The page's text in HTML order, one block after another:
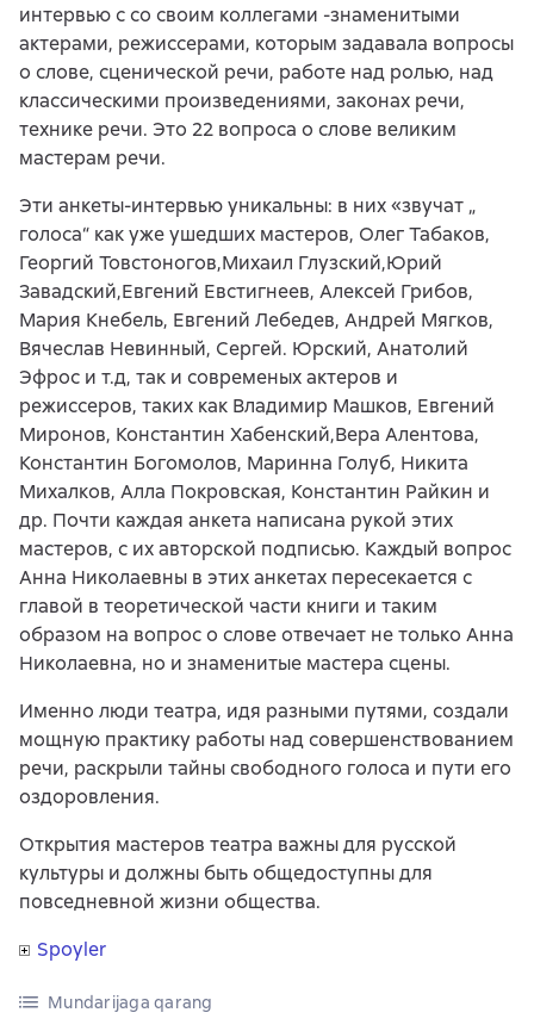
интервью с со своим коллегами -знаменитыми
актерами, режиссерами, которым задавала вопросы
о слове, сценической речи, работе над ролью, над
классическими произведениями, законах речи,
технике речи. Это 22 вопроса о слове великим
мастерам речи.
Эти анкеты-интервью уникальны: в них «звучат „
голоса“ как уже ушедших мастеров, Олег Табаков,
Георгий Товстоногов,Михаил Глузский,Юрий
Завадский,Евгений Евстигнеев, Алексей Грибов,
Мария Кнебель, Евгений Лебедев, Андрей Мягков,
Вячеслав Невинный, Сергей. Юрский, Анатолий
Эфрос и т.д, так и современых актеров и
режиссеров, таких как Владимир Машков, Евгений
Миронов, Константин Хабенский,Вера Алентова,
Константин Богомолов, Маринна Голуб, Никита
Михалков, Алла Покровская, Константин Райкин и
др. Почти каждая анкета написана рукой этих
мастеров, с их авторской подписью. Каждый вопрос
Анна Николаевны в этих анкетах пересекается с
главой в теоретической части книги и таким
образом на вопрос о слове отвечает не только Анна
Николаевна, но и знаменитые мастера сцены.
Именно люди театра, идя разными путями, создали
мощную практику работы над совершенствованием
речи, раскрыли тайны свободного голоса и пути его
оздоровления.
Открытия мастеров театра важны для русской
культуры и должны быть общедоступны для
повседневной жизни общества.
Spoyler
Mundarijaga qarang